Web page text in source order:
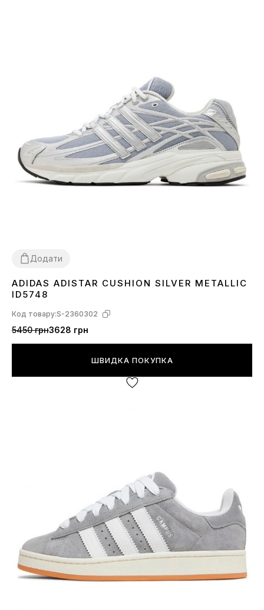
Додати
41 42434445
ADIDAS ADISTAR CUSHION SILVER METALLIC
ID5748
Код товару:S-2360302
5450 грн3628 грн
ШВИДКА ПОКУПКА